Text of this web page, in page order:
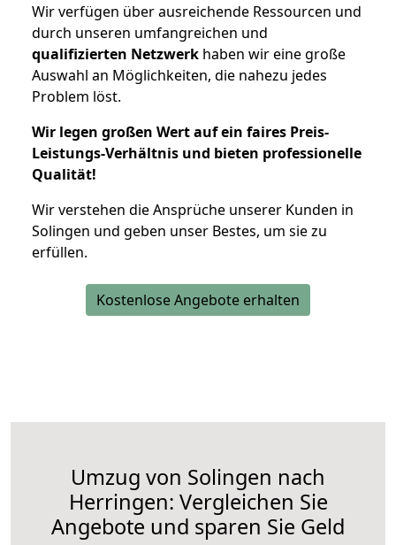
Wir verfügen über ausreichende Ressourcen und
durch unseren umfangreichen und
qualifizierten Netzwerk haben wir eine große
Auswahl an Möglichkeiten, die nahezu jedes
Problem löst.
Wir legen großen Wert auf ein faires Preis-
Leistungs-Verhältnis und bieten professionelle
Qualität!
Wir verstehen die Ansprüche unserer Kunden in
Solingen und geben unser Bestes, um sie zu
erfüllen.
Kostenlose Angebote erhalten
Umzug von Solingen nach
Herringen: Vergleichen Sie
Angebote und sparen Sie Geld